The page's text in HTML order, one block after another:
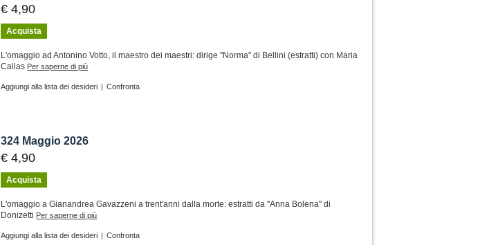
€ 4,90
Acquista
L'omaggio ad Antonino Votto, il maestro dei maestri: dirige "Norma" di Bellini (estratti) con Maria
Callas Per saperne di più
Aggiungi alla lista dei desideri | Confronta
324 Maggio 2026
€ 4,90
Acquista
L'omaggio a Gianandrea Gavazzeni a trent'anni dalla morte: estratti da "Anna Bolena" di
Donizetti Per saperne di più
Aggiungi alla lista dei desideri | Confronta